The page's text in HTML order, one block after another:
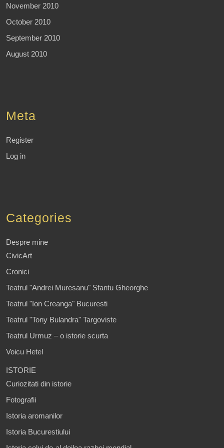
November 2010
October 2010
September 2010
August 2010
Meta
Register
Log in
Categories
Despre mine
CivicArt
Cronici
Teatrul "Andrei Muresanu" Sfantu Gheorghe
Teatrul "Ion Creanga" Bucuresti
Teatrul "Tony Bulandra" Targoviste
Teatrul Urmuz – o istorie scurta
Voicu Hetel
ISTORIE
Curiozitati din istorie
Fotografii
Istoria aromanilor
Istoria Bucurestiului